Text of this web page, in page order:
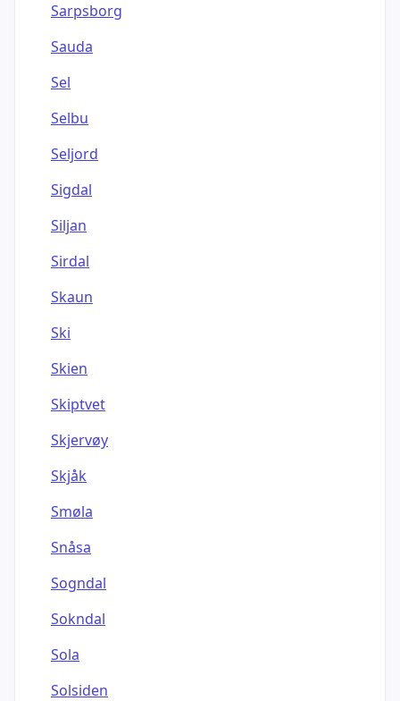
Sarpsborg
Sauda
Sel
Selbu
Seljord
Sigdal
Siljan
Sirdal
Skaun
Ski
Skien
Skiptvet
Skjervøy
Skjåk
Smøla
Snåsa
Sogndal
Sokndal
Sola
Solsiden